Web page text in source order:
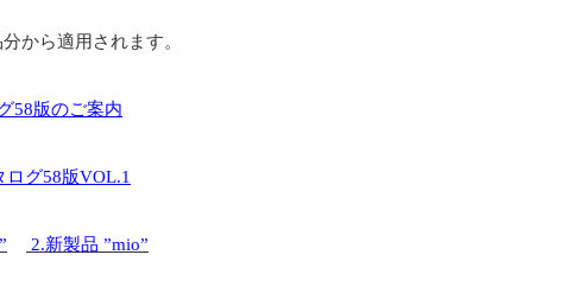
から適用されます。
58版のご案内
ログ58版VOL.1
2.新製品 ”mio”